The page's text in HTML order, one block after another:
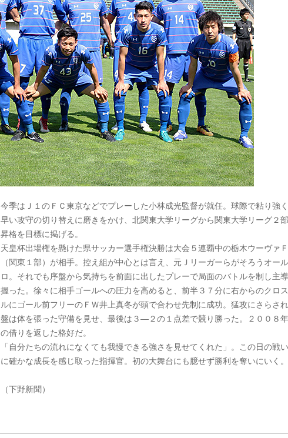
今季はＪ１のＦＣ東京などでプレーした小林成光監督が就任。球際で粘り強
早い攻守の切り替えに磨きをかけ、北関東大学リーグから関東大学リーグ２
昇格を目標に掲げる。
天皇杯出場権を懸けた県サッカー選手権決勝は大会５連覇中の栃木ウーヴァ
（関東１部）が相手。控え組が中心とは言え、元Ｊリーガーらがそろうオー
ロ。それでも序盤から気持ちを前面に出したプレーで局面のバトルを制し主
握った。徐々に相手ゴールへの圧力を高めると、前半３７分に右からのクロ
ルにゴール前フリーのＦＷ井上真冬が頭で合わせ先制に成功。猛攻にさらさ
盤は体を張った守備を見せ、最後は３―２の１点差で競り勝った。２００８
の借りを返した格好だ。
「自分たちの流れになくても我慢できる強さを見せてくれた」。この日の戦
に確かな成長を感じ取った指揮官。初の大舞台にも臆せず勝利を奪いにいく。
（下野新聞）